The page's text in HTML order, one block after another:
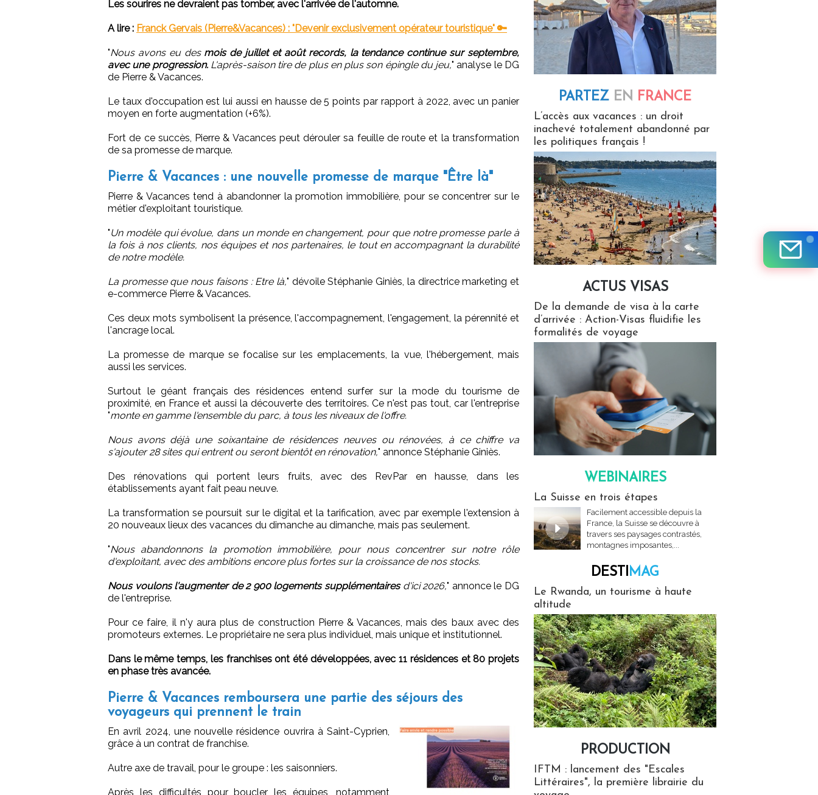
Les sourires ne devraient pas tomber, avec l'arrivée de l'automne.
A lire : Franck Gervais (Pierre&Vacances) : "Devenir exclusivement opérateur touristique" 🔑
"Nous avons eu des mois de juillet et août records, la tendance continue sur septembre,
avec une progression.L'après-saison tire de plus en plus son épingle du jeu," analyse le DG
de Pierre & Vacances.
Le taux d'occupation est lui aussi en hausse de 5 points par rapport à 2022, avec un panier
moyen en forte augmentation (+6%).
Fort de ce succès, Pierre & Vacances peut dérouler sa feuille de route et la transformation
de sa promesse de marque.
Pierre & Vacances : une nouvelle promesse de marque "Être là"
Pierre & Vacances tend à abandonner la promotion immobilière, pour se concentrer sur le
métier d'exploitant touristique.
"Un modèle qui évolue, dans un monde en changement, pour que notre promesse parle à
la fois à nos clients, nos équipes et nos partenaires, le tout en accompagnant la durabilité
de notre modèle.
La promesse que nous faisons : Etre là," dévoile Stéphanie Giniès, la directrice marketing et
e-commerce Pierre & Vacances.
Ces deux mots symbolisent la présence, l'accompagnement, l'engagement, la pérennité et
l'ancrage local.
La promesse de marque se focalise sur les emplacements, la vue, l'hébergement, mais
aussi les services.
Surtout le géant français des résidences entend surfer sur la mode du tourisme de
proximité, en France et aussi la découverte des territoires. Ce n'est pas tout, car l'entreprise
"monte en gamme l'ensemble du parc, à tous les niveaux de l'offre.
Nous avons déjà une soixantaine de résidences neuves ou rénovées, à ce chiffre va
s'ajouter 28 sites qui entrent ou seront bientôt en rénovation," annonce Stéphanie Giniès.
Des rénovations qui portent leurs fruits, avec des RevPar en hausse, dans les
établissements ayant fait peau neuve.
La transformation se poursuit sur le digital et la tarification, avec par exemple l'extension à
20 nouveaux lieux des vacances du dimanche au dimanche, mais pas seulement.
"Nous abandonnons la promotion immobilière, pour nous concentrer sur notre rôle
d'exploitant, avec des ambitions encore plus fortes sur la croissance de nos stocks.
Nous voulons l'augmenter de 2 900 logements supplémentairesd'ici 2026," annonce le DG
de l'entreprise.
Pour ce faire, il n'y aura plus de construction Pierre & Vacances, mais des baux avec des
promoteurs externes. Le propriétaire ne sera plus individuel, mais unique et institutionnel.
Dans le même temps, les franchises ont été développées, avec 11 résidences et 80 projets
en phase très avancée.
Pierre & Vacances remboursera une partie des séjours des
voyageurs qui prennent le train
En avril 2024, une nouvelle résidence ouvrira à Saint-Cyprien,
grâce à un contrat de franchise.
Autre axe de travail, pour le groupe : les saisonniers.
Après les difficultés pour boucler les équipes, notamment
PARTEZ EN FRANCE
L’accès aux vacances : un droit
inachevé totalement abandonné par
les politiques français !
ACTUS VISAS
De la demande de visa à la carte
d’arrivée : Action-Visas fluidifie les
formalités de voyage
WEBINAIRES
La Suisse en trois étapes
Facilement accessible depuis la
France, la Suisse se découvre à
travers ses paysages contrastés,
montagnes imposantes,...
DESTIMAG
Le Rwanda, un tourisme à haute
altitude
PRODUCTION
IFTM : lancement des "Escales
Littéraires", la première librairie du